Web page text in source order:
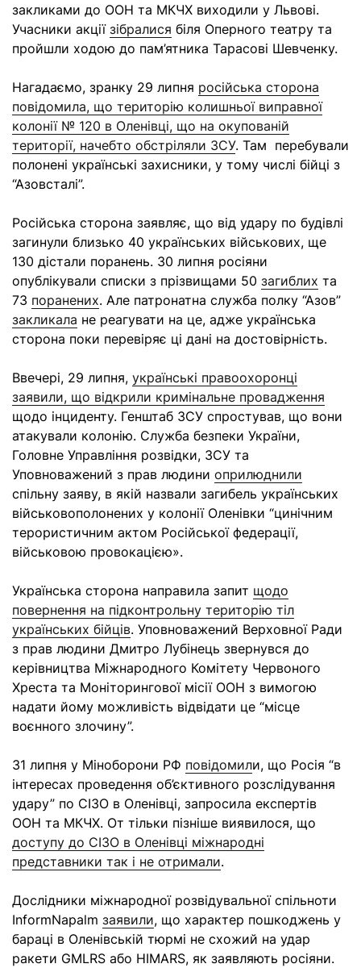
закликами до ООН та МКЧХ виходили у Львові.
Учасники акції зібралися біля Оперного театру та
пройшли ходою до пам’ятника Тарасові Шевченку.
Нагадаємо, зранку 29 липня російська сторона
повідомила, що територію колишньої виправної
колонії № 120 в Оленівці, що на окупованій
території, начебто обстріляли ЗСУ. Там перебували
полонені українські захисники, у тому числі бійці з
“Азовсталі”.
Російська сторона заявляє, що від удару по будівлі
загинули близько 40 українських військових, ще
130 дістали поранень. 30 липня росіяни
опублікували списки з прізвищами 50 загиблих та
73 поранених. Але патронатна служба полку “Азов”
закликала не реагувати на це, адже українська
сторона поки перевіряє ці дані на достовірність.
Ввечері, 29 липня, українські правоохоронці
заявили, що відкрили кримінальне провадження
щодо інциденту. Генштаб ЗСУ спростував, що вони
атакували колонію. Служба безпеки України,
Головне Управління розвідки, ЗСУ та
Уповноважений з прав людини оприлюднили
спільну заяву, в якій назвали загибель українських
військовополонених у колонії Оленівки “цинічним
терористичним актом Російської федерації,
військовою провокацією».
Українська сторона направила запит щодо
повернення на підконтрольну територію тіл
українських бійців. Уповноважений Верховної Ради
з прав людини Дмитро Лубінець звернувся до
керівництва Міжнародного Комітету Червоного
Хреста та Моніторингової місії ООН з вимогою
надати йому можливість відвідати це “місце
воєнного злочину”.
31 липня у Міноборони РФ повідомили, що Росія “в
інтересах проведення об’єктивного розслідування
удару” по СІЗО в Оленівці, запросила експертів
ООН та МКЧХ. От тільки пізніше виявилося, що
доступу до СІЗО в Оленівці міжнародні
представники так і не отримали.
Дослідники міжнародної розвідувальної спільноти
InformNapalm заявили, що характер пошкоджень у
бараці в Оленівській тюрмі не схожий на удар
ракети GMLRS або HIMARS, як заявляють росіяни.